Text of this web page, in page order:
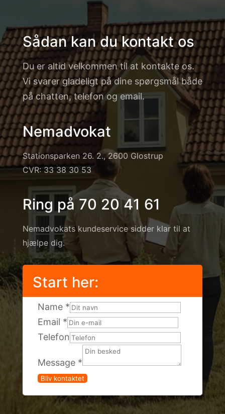
Sådan kan du kontakt os
Du er altid velkommen til at kontakte os.
Vi svarer gladeligt på dine spørgsmål både
på chatten, telefon og email.
Nemadvokat
Stationsparken 26. 2., 2600 Glostrup
CVR: 33 38 30 53
Ring på 70 20 41 61
Nemadvokats kundeservice sidder klar til at
hjælpe dig.
Start her:
Name *
Email *
Telefon
Message
Email
Message *
Bliv kontaktet